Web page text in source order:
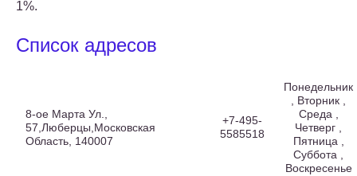
1%.
Список адресов
8-ое Марта Ул.,
57,Люберцы,Московская
Область, 140007
+7-495-
5585518
Понедельник
, Вторник ,
Среда ,
Четверг ,
Пятница ,
Суббота ,
Воскресенье